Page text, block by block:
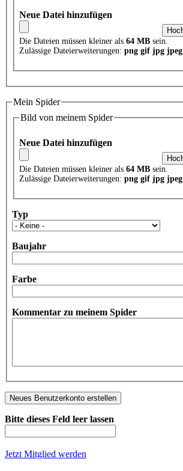
Neue Datei hinzufügen
Die Dateien müssen kleiner als 64 MB sein.
Zulässige Dateierweiterungen: png gif jpg jpeg
Mein Spider
Bild von meinem Spider
Neue Datei hinzufügen
Die Dateien müssen kleiner als 64 MB sein.
Zulässige Dateierweiterungen: png gif jpg jpeg
Typ
Baujahr
Farbe
Kommentar zu meinem Spider
Bitte dieses Feld leer lassen
Jetzt Mitglied werden